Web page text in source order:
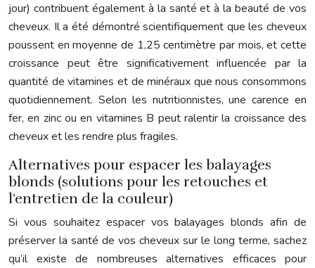
jour) contribuent également à la santé et à la beauté de vos
cheveux. Il a été démontré scientifiquement que les cheveux
poussent en moyenne de 1,25 centimètre par mois, et cette
croissance peut être significativement influencée par la
quantité de vitamines et de minéraux que nous consommons
quotidiennement. Selon les nutritionnistes, une carence en
fer, en zinc ou en vitamines B peut ralentir la croissance des
cheveux et les rendre plus fragiles.
Alternatives pour espacer les balayages
blonds (solutions pour les retouches et
l’entretien de la couleur)
Si vous souhaitez espacer vos balayages blonds afin de
préserver la santé de vos cheveux sur le long terme, sachez
qu’il existe de nombreuses alternatives efficaces pour